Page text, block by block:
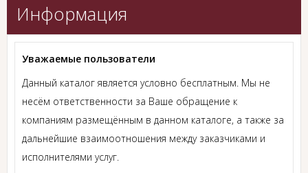
Информация
Уважаемые пользователи
Данный каталог является условно бесплатным. Мы не
несём ответственности за Ваше обращение к
компаниям размещённым в данном каталоге, а также за
дальнейшие взаимоотношения между заказчиками и
исполнителями услуг.